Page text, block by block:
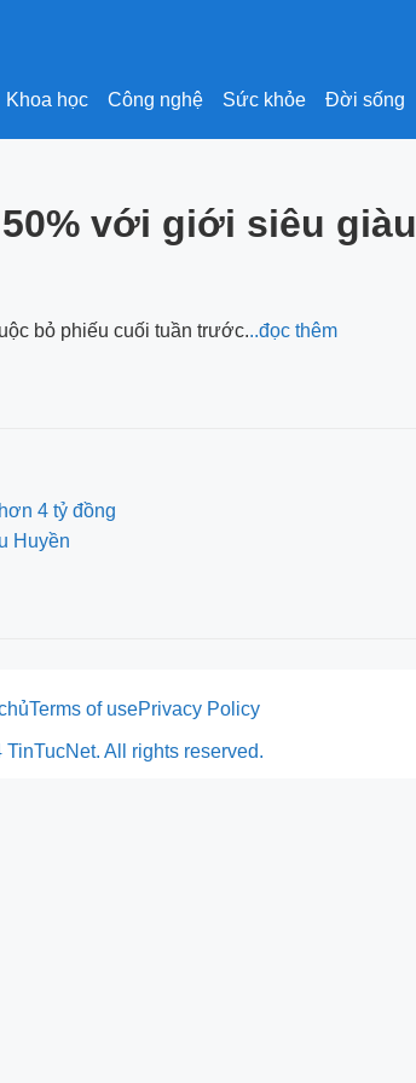
Khoa học Công nghệ Sức khỏe Đời sống
với giới siêu giàu
bỏ phiếu cuối tuần trước...đọc thêm
4 tỷ đồng
Huyền
Terms of usePrivacy Policy
All rights reserved.